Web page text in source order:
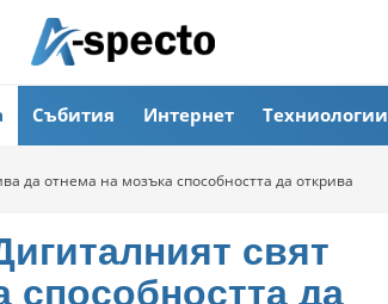
Събития Интернет Техниологии
да отнема на мозъка способността да открива
свят
способността да